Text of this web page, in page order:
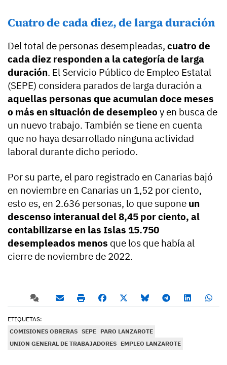
Cuatro de cada diez, de larga duración
Del total de personas desempleadas, cuatro de
cada diez responden a la categoría de larga
duración. El Servicio Público de Empleo Estatal
(SEPE) considera parados de larga duración a
aquellas personas que acumulan doce meses
o más en situación de desempleo y en busca de
un nuevo trabajo. También se tiene en cuenta
que no haya desarrollado ninguna actividad
laboral durante dicho periodo.
Por su parte, el paro registrado en Canarias bajó
en noviembre en Canarias un 1,52 por ciento,
esto es, en 2.636 personas, lo que supone un
descenso interanual del 8,45 por ciento, al
contabilizarse en las Islas 15.750
desempleados menos que los que había al
cierre de noviembre de 2022.
ETIQUETAS:
COMISIONES OBRERAS SEPE PARO LANZAROTE
UNION GENERAL DE TRABAJADORES EMPLEO LANZAROTE